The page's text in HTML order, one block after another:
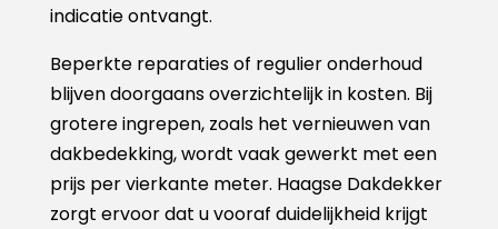
indicatie ontvangt.
Beperkte reparaties of regulier onderhoud
blijven doorgaans overzichtelijk in kosten. Bij
grotere ingrepen, zoals het vernieuwen van
dakbedekking, wordt vaak gewerkt met een
prijs per vierkante meter. Haagse Dakdekker
zorgt ervoor dat u vooraf duidelijkheid krijgt